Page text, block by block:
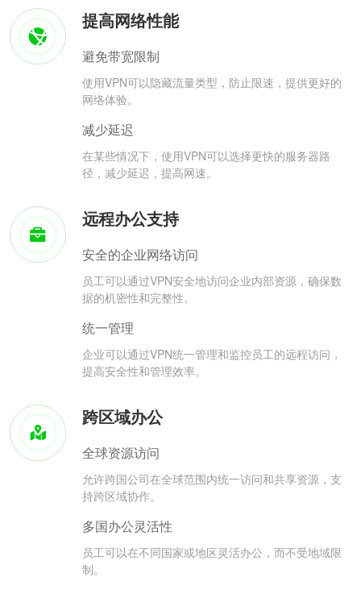
提高网络性能
避免带宽限制
使用VPN可以隐藏流量类型，防止限速，提供更好的
网络体验。
减少延迟
在某些情况下，使用VPN可以选择更快的服务器路
径，减少延迟，提高网速。
远程办公支持
安全的企业网络访问
员工可以通过VPN安全地访问企业内部资源，确保数
据的机密性和完整性。
统一管理
企业可以通过VPN统一管理和监控员工的远程访问，
提高安全性和管理效率。
跨区域办公
全球资源访问
允许跨国公司在全球范围内统一访问和共享资源，支
持跨区域协作。
多国办公灵活性
员工可以在不同国家或地区灵活办公，而不受地域限
制。